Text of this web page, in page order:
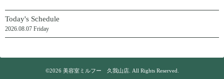
Today's Schedule
2026.08.07 Friday
©2026 美容室ミルフー 久我山店. All Rights Reserved.